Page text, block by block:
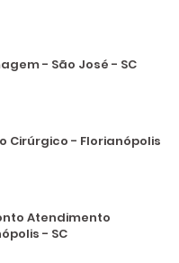
- São José - SC
Cirúrgico - Florianópolis
Atendimento
- SC